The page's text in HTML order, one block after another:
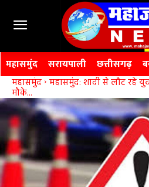
महासमुंद सरायपाली छत्तीसगढ़
महासमुंद महासमुंद: शादी से लौट रहे
मौके...